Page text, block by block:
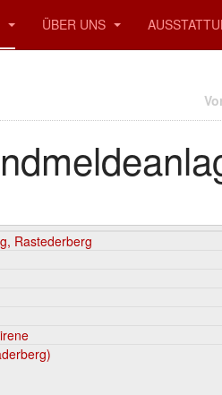
ÜBER UNS
Rastederberg